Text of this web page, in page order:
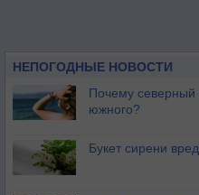
НЕПОГОДНЫЕ НОВОСТИ
Почему северный
южного?
Букет сирени